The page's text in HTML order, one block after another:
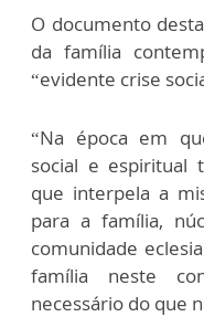
O documento
da família
“evidente crise
“Na época em
social e espiritual
que interpela a
para a família,
comunidade
família neste
necessário do que